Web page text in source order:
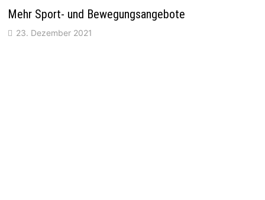
Mehr Sport- und Bewegungsangebote
23. Dezember 2021